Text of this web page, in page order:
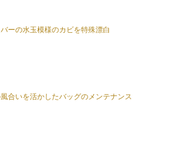
ーの水玉模様のカビを特殊漂白
合いを活かしたバッグのメンテナンス